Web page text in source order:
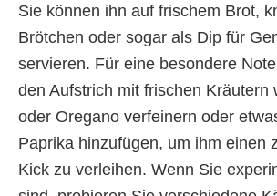
Sie können ihn auf frischem Brot,
Brötchen oder sogar als Dip für
servieren. Für eine besondere
den Aufstrich mit frischen Kräutern
oder Oregano verfeinern oder
Paprika hinzufügen, um ihm einen
Kick zu verleihen. Wenn Sie